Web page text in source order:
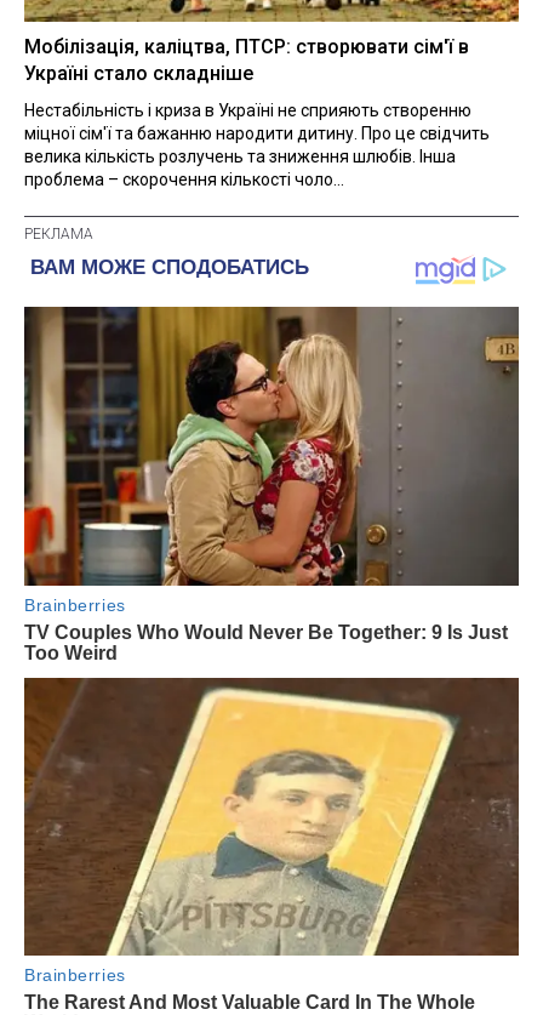
Мобілізація, каліцтва, ПТСР: створювати сім'ї в
Україні стало складніше
Нестабільність і криза в Україні не сприяють створенню
міцної сім'ї та бажанню народити дитину. Про це свідчить
велика кількість розлучень та зниження шлюбів. Інша
проблема – скорочення кількості чоло...